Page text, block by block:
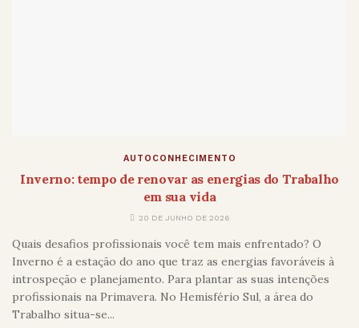
AUTOCONHECIMENTO
Inverno: tempo de renovar as energias do Trabalho
em sua vida
20 DE JUNHO DE 2026
Quais desafios profissionais você tem mais enfrentado? O
Inverno é a estação do ano que traz as energias favoráveis à
introspeção e planejamento. Para plantar as suas intenções
profissionais na Primavera. No Hemisfério Sul, a área do
Trabalho situa-se...